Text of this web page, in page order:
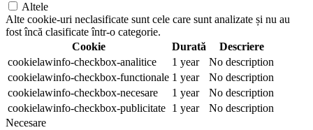
Altele
Alte cookie-uri neclasificate sunt cele care sunt analizate și nu au
fost încă clasificate într-o categorie.
Cookie
Durată
Descriere
cookielawinfo-checkbox-analitice
1 year
No description
cookielawinfo-checkbox-functionale 1 year
No description
cookielawinfo-checkbox-necesare
1 year
No description
cookielawinfo-checkbox-publicitate 1 year
No description
Necesare